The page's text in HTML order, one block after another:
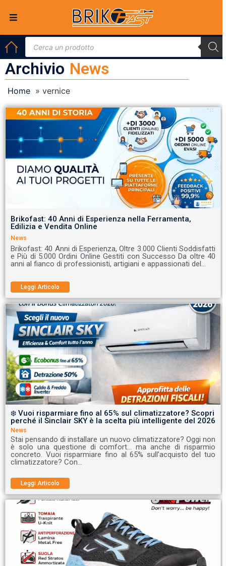
Archivio News
Home » vernice
Brikofast: 40 Anni di Esperienza nella Ferramenta,
Edilizia e Vendita Online
News
Brikofast: 40 Anni di Esperienza, Oltre 3.000 Clienti Soddisfatti
e Più di 5.000 Ordini Online Gestiti con Successo Da oltre 40
anni al fianco di professionisti, artigiani e appassionati del…
Leggi Articolo
❄️ Vuoi risparmiare fino al 65% sul climatizzatore? Scopri
perché il Sinclair SKY è la scelta più intelligente del 2026
News
Stai pensando di installare un nuovo climatizzatore? Oggi non
è solo una questione di comfort… ma anche di risparmio
concreto. Vuoi risparmiare fino al 65% sull’acquisto del tuo
climatizzatore? Con…
Leggi Articolo